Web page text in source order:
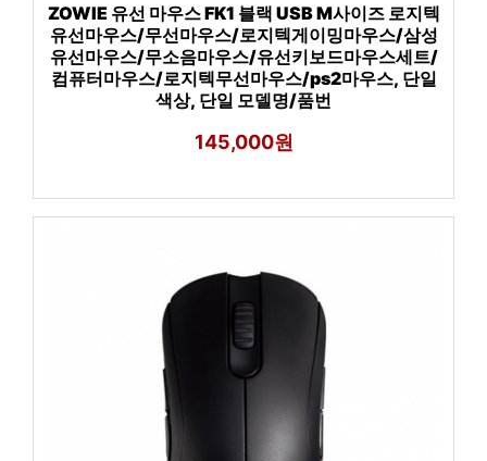
ZOWIE 유선 마우스 FK1 블랙 USB M사이즈 로지텍
유선마우스/무선마우스/로지텍게이밍마우스/삼성
유선마우스/무소음마우스/유선키보드마우스세트/
컴퓨터마우스/로지텍무선마우스/ps2마우스, 단일
색상, 단일 모델명/품번
145,000원